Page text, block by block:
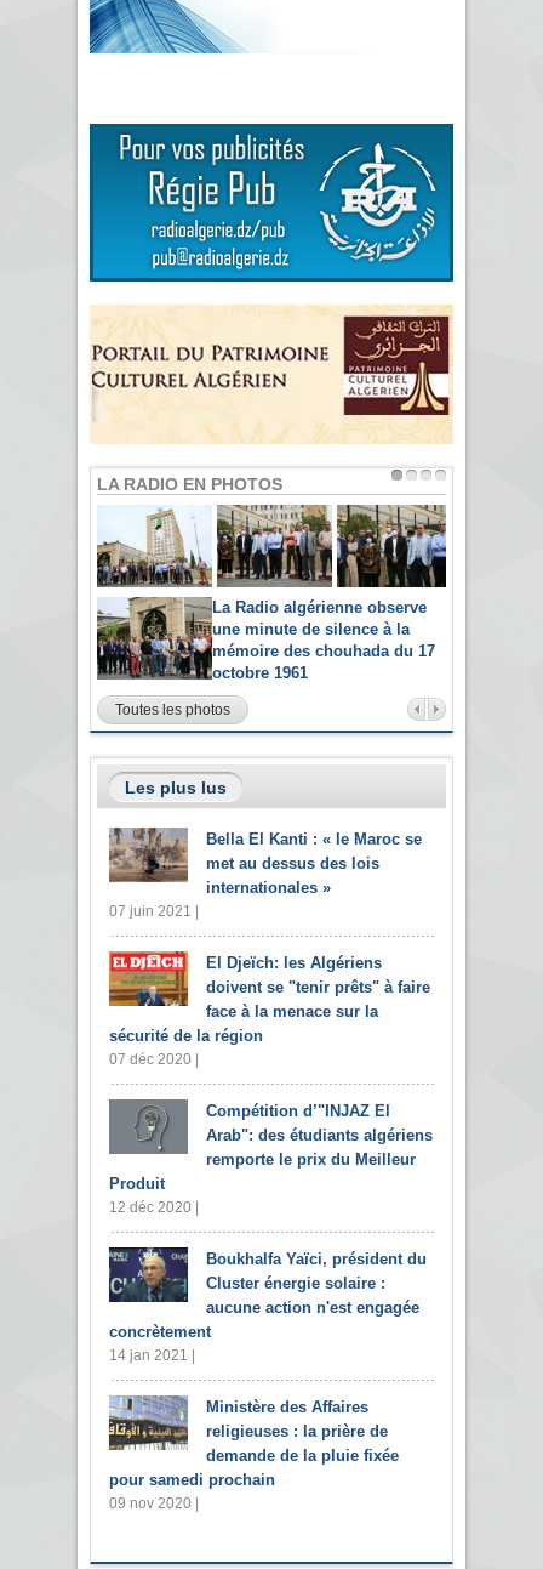
LA RADIO EN PHOTOS
La Radio algérienne observe
une minute de silence à la
mémoire des chouhada du 17
octobre 1961
Toutes les photos
Les plus lus
Bella El Kanti : « le Maroc se
met au dessus des lois
internationales »
07 juin 2021 |
El Djeïch: les Algériens
doivent se "tenir prêts" à faire
face à la menace sur la
sécurité de la région
07 déc 2020 |
Compétition d’"INJAZ El
Arab": des étudiants algériens
remporte le prix du Meilleur
Produit
12 déc 2020 |
Boukhalfa Yaïci, président du
Cluster énergie solaire :
aucune action n'est engagée
concrètement
14 jan 2021 |
Ministère des Affaires
religieuses : la prière de
demande de la pluie fixée
pour samedi prochain
09 nov 2020 |